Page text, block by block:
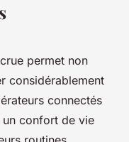
permet non
considérablement
connectés
un confort de vie